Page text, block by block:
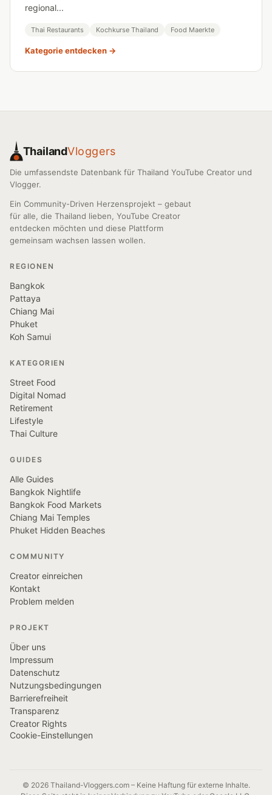
regional...
Thai Restaurants Kochkurse Thailand Food Maerkte
Kategorie entdecken →
ThailandVloggers
Die umfassendste Datenbank für Thailand YouTube Creator und
Vlogger.
Ein Community-Driven Herzensprojekt – gebaut
für alle, die Thailand lieben, YouTube Creator
entdecken möchten und diese Plattform
gemeinsam wachsen lassen wollen.
REGIONEN
Bangkok
Pattaya
Chiang Mai
Phuket
Koh Samui
KATEGORIEN
Street Food
Digital Nomad
Retirement
Lifestyle
Thai Culture
GUIDES
Alle Guides
Bangkok Nightlife
Bangkok Food Markets
Chiang Mai Temples
Phuket Hidden Beaches
COMMUNITY
Creator einreichen
Kontakt
Problem melden
PROJEKT
Über uns
Impressum
Datenschutz
Nutzungsbedingungen
Barrierefreiheit
Transparenz
Creator Rights
Cookie-Einstellungen
© 2026 Thailand-Vloggers.com – Keine Haftung für externe Inhalte.